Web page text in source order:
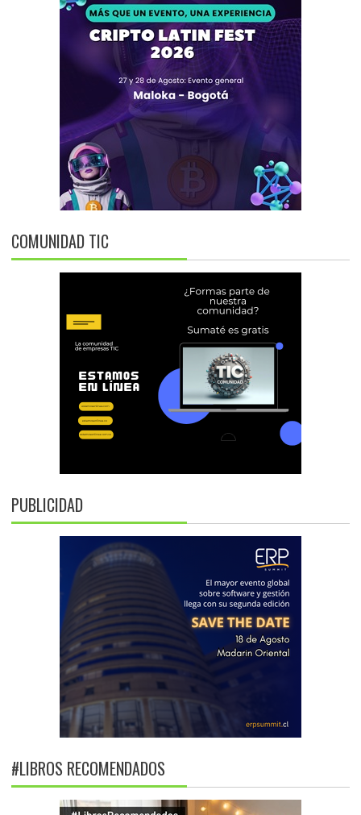
COMUNIDAD TIC
PUBLICIDAD
#LIBROS RECOMENDADOS